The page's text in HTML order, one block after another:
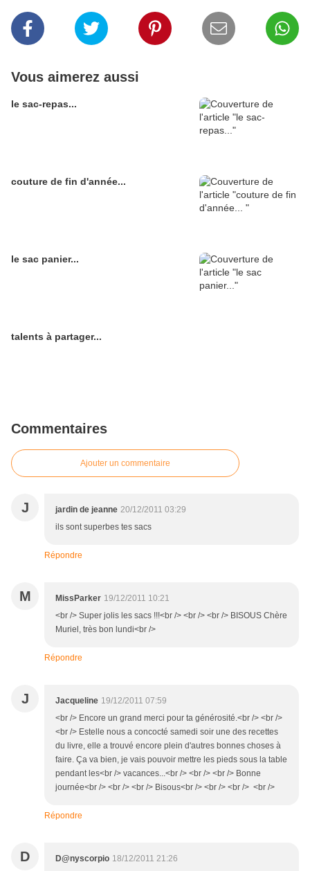
Vous aimerez aussi
le sac-repas...
couture de fin d'année...
le sac panier...
talents à partager...
Commentaires
Ajouter un commentaire
J jardin de jeanne 20/12/2011 03:29
ils sont superbes tes sacs
Répondre
M MissParker 19/12/2011 10:21
<br /> Super jolis les sacs !!!<br /> <br /> <br /> BISOUS Chère
Muriel, très bon lundi<br />
Répondre
J Jacqueline 19/12/2011 07:59
<br /> Encore un grand merci pour ta générosité.<br /> <br />
<br /> Estelle nous a concocté samedi soir une des recettes
du livre, elle a trouvé encore plein d'autres bonnes choses à
faire. Ça va bien, je vais pouvoir mettre les pieds sous la table
pendant les<br /> vacances...<br /> <br /> <br /> Bonne
journée<br /> <br /> <br /> Bisous<br /> <br /> <br /> <br />
Répondre
D D@nyscorpio 18/12/2011 21:26